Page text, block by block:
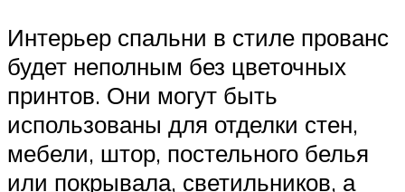
Интерьер спальни в стиле прованс
будет неполным без цветочных
принтов. Они могут быть
использованы для отделки стен,
мебели, штор, постельного белья
или покрывала, светильников, а